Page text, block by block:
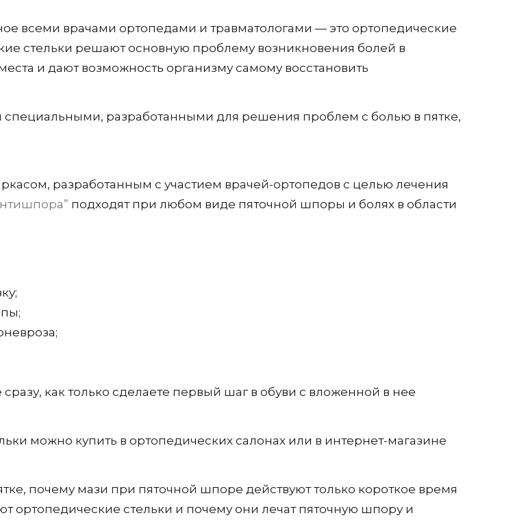
всеми врачами ортопедами и травматологами — это ортопедические
стельки решают основную проблему возникновения болей в
и дают возможность организму самому восстановить
разработанными для решения проблем с болью в пятке,
разработанным с участием врачей-ортопедов с целью лечения
подходят при любом виде пяточной шпоры и болях в области
как только сделаете первый шаг в обуви с вложенной в нее
можно купить в ортопедических салонах или в интернет-магазине
почему мази при пяточной шпоре действуют только короткое время
ортопедические стельки и почему они лечат пяточную шпору и